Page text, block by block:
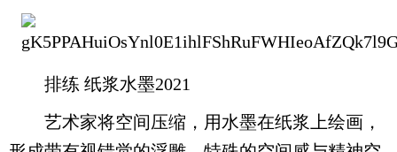
排练 纸浆水墨2021
艺术家将空间压缩，用水墨在纸浆上绘画，